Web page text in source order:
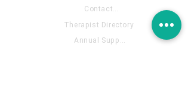
Therapist Directory